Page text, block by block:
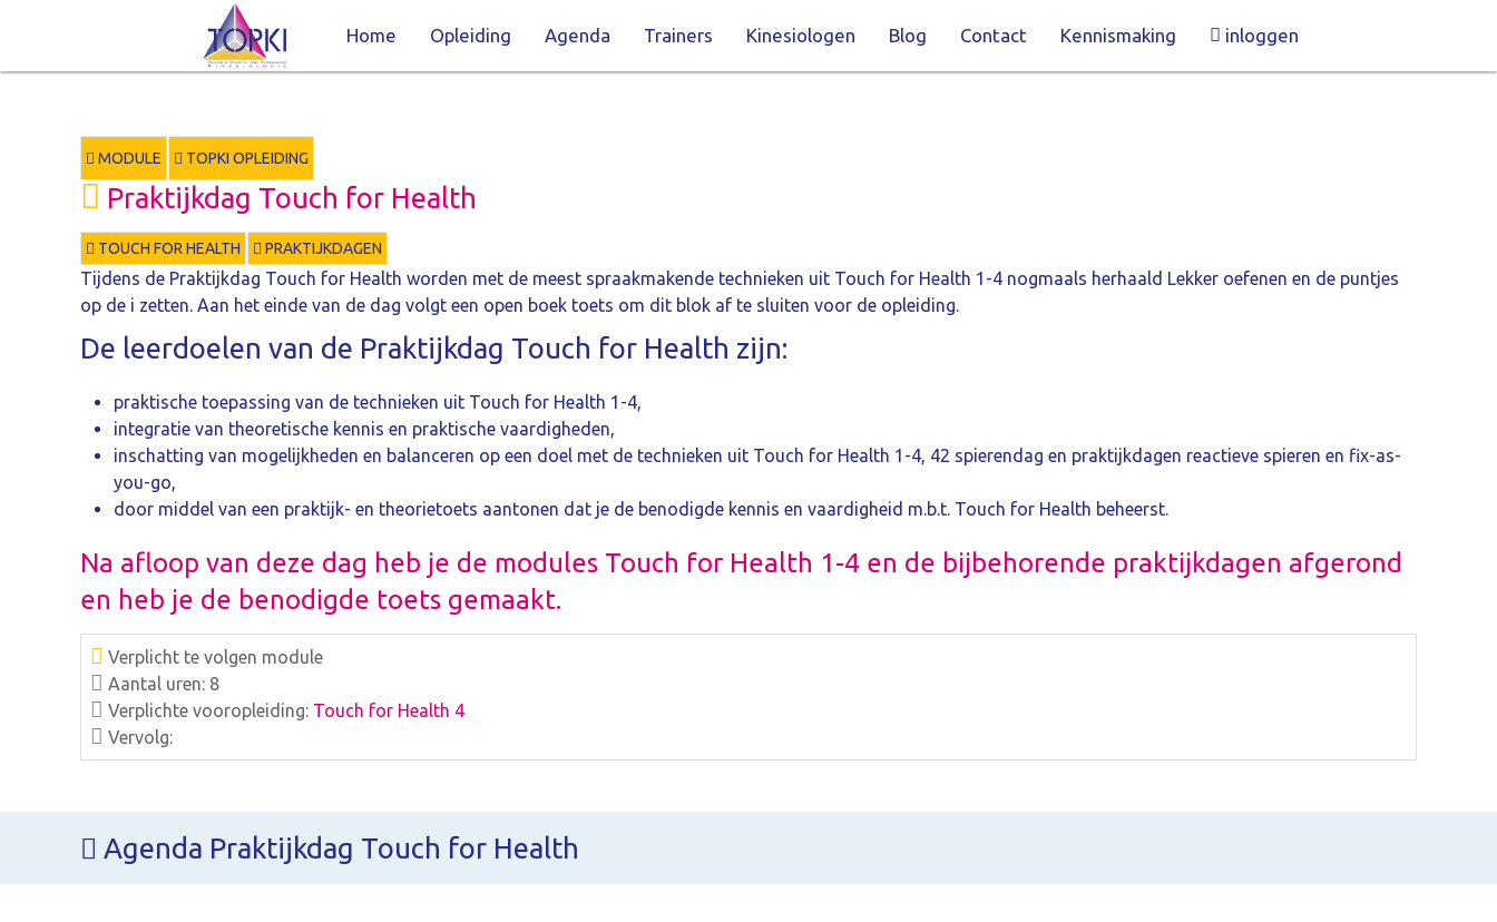
Home Opleiding Agenda Trainers Kinesiologen Blog Contact Kennismaking inloggen
MODULE TOPKI OPLEIDING
Praktijkdag Touch for Health
TOUCH FOR HEALTH PRAKTIJKDAGEN
Tijdens de Praktijkdag Touch for Health worden met de meest spraakmakende technieken uit Touch for Health 1-4 nogmaals herhaald Lekker oefenen en de puntjes
op de i zetten. Aan het einde van de dag volgt een open boek toets om dit blok af te sluiten voor de opleiding.
De leerdoelen van de Praktijkdag Touch for Health zijn:
praktische toepassing van de technieken uit Touch for Health 1-4,
integratie van theoretische kennis en praktische vaardigheden,
inschatting van mogelijkheden en balanceren op een doel met de technieken uit Touch for Health 1-4, 42 spierendag en praktijkdagen reactieve spieren en fix-as-
you-go,
door middel van een praktijk- en theorietoets aantonen dat je de benodigde kennis en vaardigheid m.b.t. Touch for Health beheerst.
Na afloop van deze dag heb je de modules Touch for Health 1-4 en de bijbehorende praktijkdagen afgerond
en heb je de benodigde toets gemaakt.
Verplicht te volgen module
Aantal uren: 8
Verplichte vooropleiding: Touch for Health 4
Vervolg:
Agenda Praktijkdag Touch for Health